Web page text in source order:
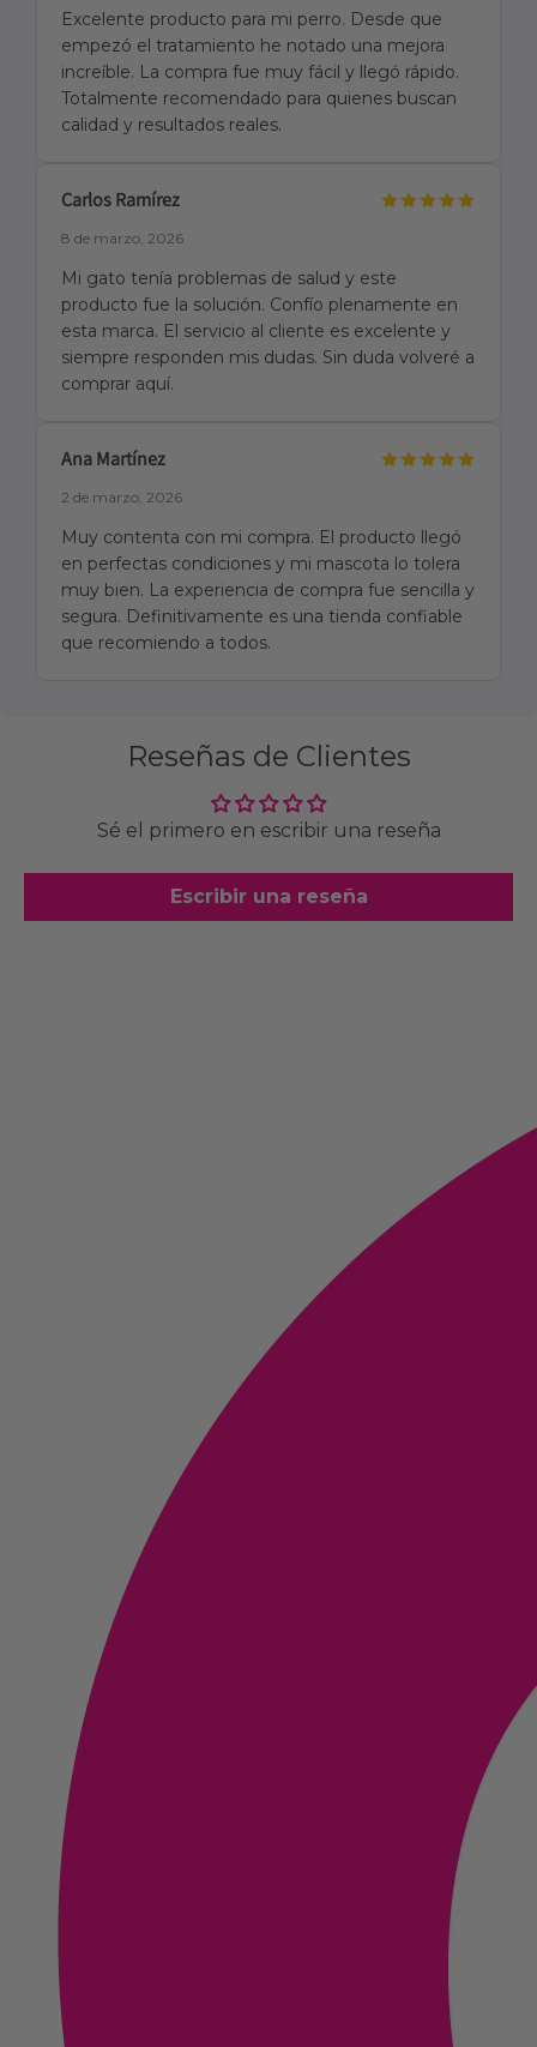
Excelente producto para mi perro. Desde que
empezó el tratamiento he notado una mejora
increíble. La compra fue muy fácil y llegó rápido.
Totalmente recomendado para quienes buscan
calidad y resultados reales.
Carlos Ramírez
8 de marzo, 2026
Mi gato tenía problemas de salud y este
producto fue la solución. Confío plenamente en
esta marca. El servicio al cliente es excelente y
siempre responden mis dudas. Sin duda volveré a
comprar aquí.
Ana Martínez
2 de marzo, 2026
Muy contenta con mi compra. El producto llegó
en perfectas condiciones y mi mascota lo tolera
muy bien. La experiencia de compra fue sencilla y
segura. Definitivamente es una tienda confiable
que recomiendo a todos.
Reseñas de Clientes
Sé el primero en escribir una reseña
Escribir una reseña